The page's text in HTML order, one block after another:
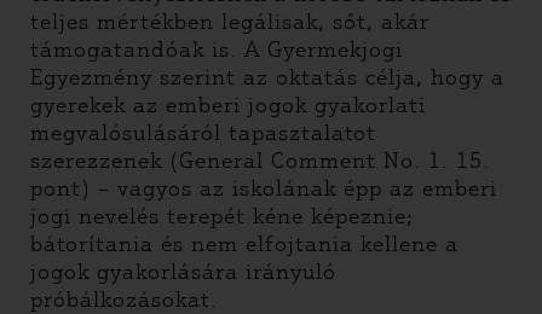
teljes mértékben legálisak, sőt, akár
támogatandóak is. A Gyermekjogi
Egyezmény szerint az oktatás célja, hogy a
gyerekek az emberi jogok gyakorlati
megvalósulásáról tapasztalatot
szerezzenek (General Comment No. 1. 15.
pont) – vagyos az iskolának épp az emberi
jogi nevelés terepét kéne képeznie;
bátorítania és nem elfojtania kellene a
jogok gyakorlására irányuló
próbálkozásokat.